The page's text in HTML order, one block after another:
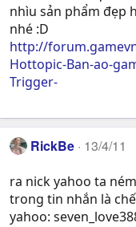
nhìu sản phẩm đẹp
nhé :D
http://
Hottopic-Ban-ao-
Trigger-
RickBe 13/4/11
ra nick yahoo ta
trong tin nhắn là
yahoo: